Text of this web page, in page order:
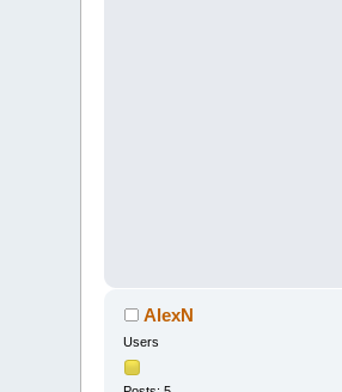
AlexN
Users